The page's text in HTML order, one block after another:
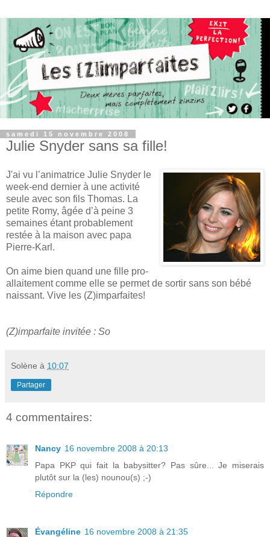
samedi 15 novembre 2008
Julie Snyder sans sa fille!
J'ai vu l’animatrice Julie Snyder le
week-end dernier à une activité
seule avec son fils Thomas. La
petite Romy, âgée d’à peine 3
semaines étant probablement
restée à la maison avec papa
Pierre-Karl.
On aime bien quand une fille pro-
allaitement comme elle se permet de sortir sans son bébé
naissant. Vive les (Z)imparfaites!
(Z)imparfaite invitée : So
Solène à 10:07
Partager
4 commentaires:
Nancy 16 novembre 2008 à 20:13
Papa PKP qui fait la babysitter? Pas sûre... Je miserais
plutôt sur la (les) nounou(s) ;-)
Répondre
Évangéline 16 novembre 2008 à 21:35